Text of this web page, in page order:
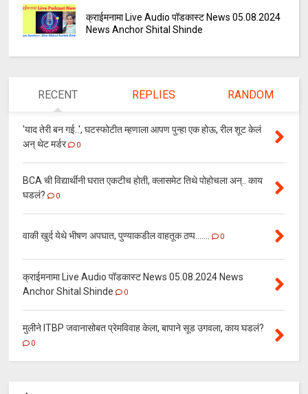
क्राईमनामा Live Audio पॉडकास्ट News 05.08.2024
News Anchor Shital Shinde
RECENT REPLIES RANDOM
'याद तेरी बन गई..', घटस्फोटीत म्हणाला आपण पुन्हा एक होऊ, रील शूट केलं
अन् थेट मर्डर
0
BCA ची विद्यार्थीनी घरात एकटीच होती, क्लासमेट तिथे पोहोचला अन्.. काय
घडलं?
0
वाकी खुर्द येथे भीषण अपघात, पुण्याकडील वाहतूक ठप्प....... 0
क्राईमनामा Live Audio पॉडकास्ट News 05.08.2024 News
Anchor Shital Shinde
0
मुलीने ITBP जवानासोबत प्रेमविवाह केला, बापाने सूड उगवला, काय घडलं?
0